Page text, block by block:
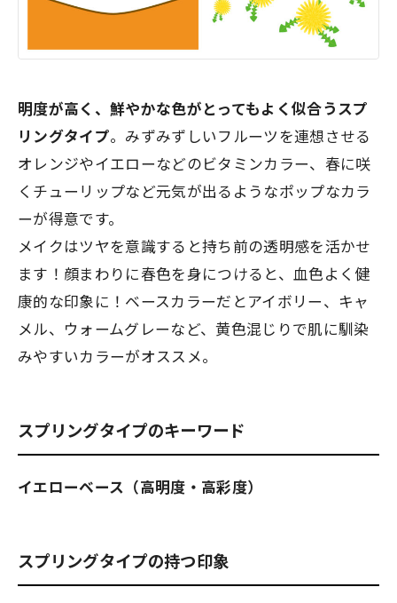
明度が高く、鮮やかな色がとってもよく似合うスプ
リングタイプ。みずみずしいフルーツを連想させる
オレンジやイエローなどのビタミンカラー、春に咲
くチューリップなど元気が出るようなポップなカラ
ーが得意です。
メイクはツヤを意識すると持ち前の透明感を活かせ
ます！顔まわりに春色を身につけると、血色よく健
康的な印象に！ベースカラーだとアイボリー、キャ
メル、ウォームグレーなど、黄色混じりで肌に馴染
みやすいカラーがオススメ。
スプリングタイプのキーワード
イエローベース（高明度・高彩度）
スプリングタイプの持つ印象